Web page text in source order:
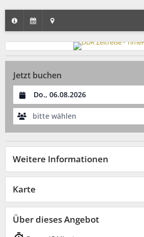
Jetzt buchen
Datum auswählen
bitte wählen
Weitere Informationen
Karte
Über dieses Angebot